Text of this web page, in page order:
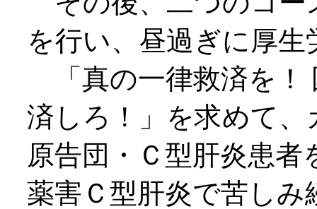
を行い、昼過ぎに厚
「真の一律救済を！
済しろ！」を求めて
原告団・Ｃ型肝炎患
薬害Ｃ型肝炎で苦し